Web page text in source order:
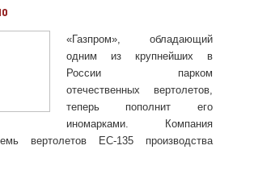
«Газпром», обладающий
одним из крупнейших в
России парком
отечественных вертолетов,
теперь пополнит его
иномарками. Компания
вертолетов EC-135 производства